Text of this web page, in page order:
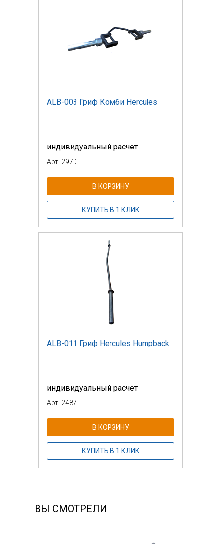
ALB-003 Гриф Комби Hercules
индивидуальный расчет
Арт: 2970
В КОРЗИНУ
КУПИТЬ В 1 КЛИК
ALB-011 Гриф Hercules Humpback
индивидуальный расчет
Арт: 2487
В КОРЗИНУ
КУПИТЬ В 1 КЛИК
ВЫ СМОТРЕЛИ